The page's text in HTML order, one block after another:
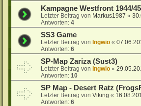
Kampagne Westfront 1944/45
Letzter Beitrag von Markus1987 «
Antworten:4
SS3 Game
Letzter Beitrag vonIngwio «
Antworten:6
SP-Map Zariza (Sust3)
Letzter Beitrag vonIngwio «
Antworten:10
SP Map - Desert Ratz
Letzter Beitrag vonViking «
Antworten:6